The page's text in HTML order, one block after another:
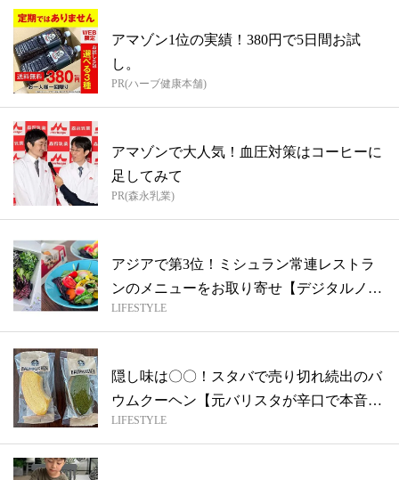
アマゾン1位の実績！380円で5日間お試
し。
PR(ハーブ健康本舗)
アマゾンで大人気！血圧対策はコーヒーに
足してみて
PR(森永乳業)
アジアで第3位！ミシュラン常連レストラ
ンのメニューをお取り寄せ【デジタルノマ
ドの...
LIFESTYLE
隠し味は〇〇！スタバで売り切れ続出のバ
ウムクーヘン【元バリスタが辛口で本音を
語る...
LIFESTYLE